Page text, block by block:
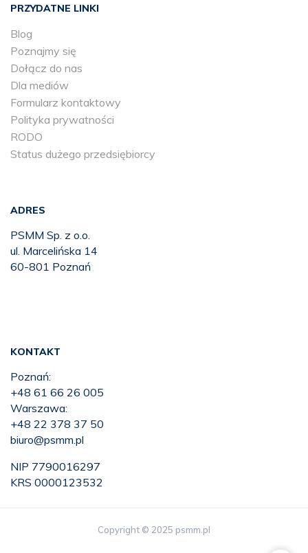
PRZYDATNE LINKI
Blog
Poznajmy się
Dołącz do nas
Dla mediów
Formularz kontaktowy
Polityka prywatności
RODO
Status dużego przedsiębiorcy
ADRES
PSMM Sp. z o.o.
ul. Marcelińska 14
60-801 Poznań
KONTAKT
Poznań:
+48 61 66 26 005
Warszawa:
+48 22 378 37 50
biuro@psmm.pl
NIP 7790016297
KRS 0000123532
Copyright © 2025 psmm.pl